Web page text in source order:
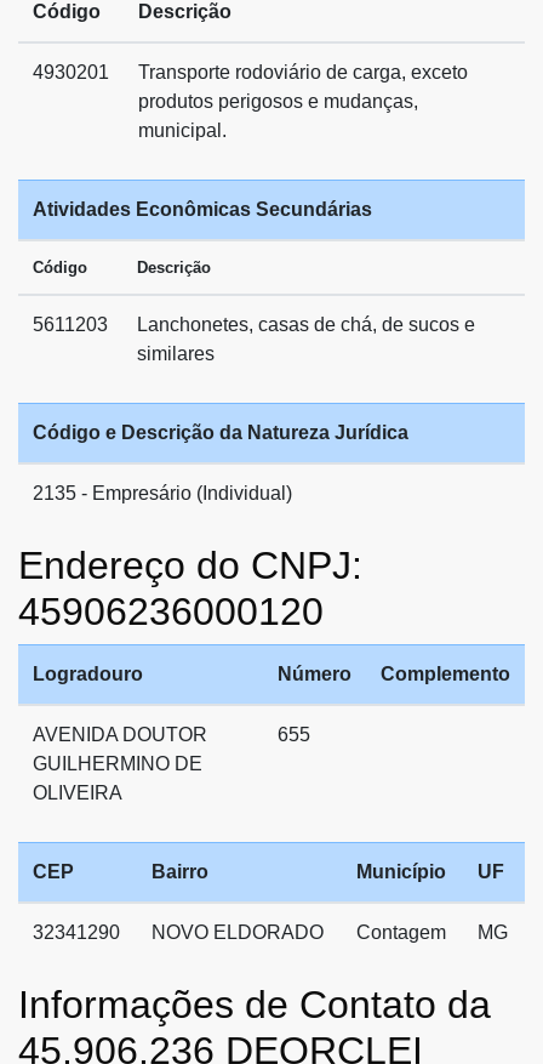
Código Descrição
4930201
Transporte rodoviário de carga, exceto
produtos perigosos e mudanças,
municipal.
Atividades Econômicas Secundárias
Código Descrição
5611203
Lanchonetes, casas de chá, de sucos e
similares
Código e Descrição da Natureza Jurídica
2135 - Empresário (Individual)
Endereço do CNPJ:
45906236000120
Logradouro Número Complemento
AVENIDA DOUTOR
GUILHERMINO DE
OLIVEIRA
655
CEP Bairro Município UF
32341290 NOVO ELDORADO Contagem MG
Informações de Contato da
45.906.236 DEORCLEI